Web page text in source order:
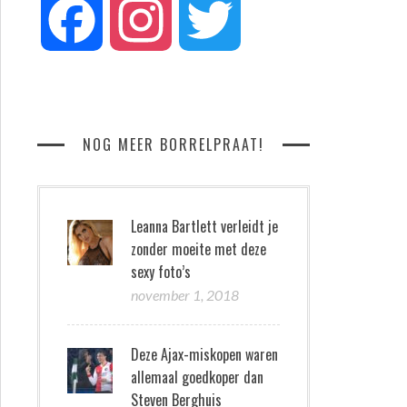
Facebook Instagram
NOG MEER BORRELPRAAT!
Leanna Bartlett verleidt je
zonder moeite met deze
sexy foto’s
november 1, 2018
Deze Ajax-miskopen waren
allemaal goedkoper dan
Steven Berghuis